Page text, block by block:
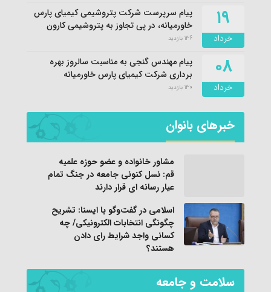
۱۹
خرداد
پیام سرپرست شرکت پتروشیمی کیمیای پارس
خاورمیانه، در پی تجاوز به پتروشیمی کارون
136 بازدید
۰۸
خرداد
پیام مهندس گنجی به مناسبت سالروز بهره
برداری شرکت کیمیای پارس خاورمیانه
130 بازدید
خبرهای بانوان
مشاور خانواده و عضو حوزه علمیه
قم: نسل کنونی جامعه در جنگ تمام
عیار رسانه ای قرار دارند
اسلامی در گفت‌وگو با ایسنا: تشریح
چگونگی انتخابات الکترونیکی/ چه
کسانی واجد شرایط رای دادن
هستند؟
سلامت و جامعه